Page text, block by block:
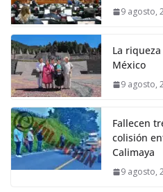
9 agosto,
La
México
9 agosto,
Fallecen
colisión
Calimaya
9 agosto,